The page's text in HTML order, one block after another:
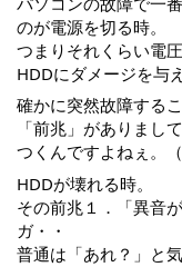
のが電源を切る時。
つまりそれくらい電
HDDにダメージを与
確かに突然故障する
「前兆」がありまし
つくんですよねぇ。
HDDが壊れる時。
その前兆１．「異音
ガ・・
普通は「あれ？」と